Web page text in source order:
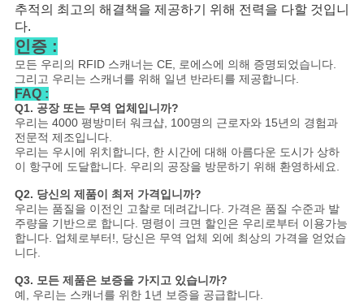
추적의 최고의 해결책을 제공하기 위해 전력을 다할 것입니
다.
인증 :
모든 우리의 RFID 스캐너는 CE, 로에스에 의해 증명되었습니다.
그리고 우리는 스캐너를 위해 일년 반라티를 제공합니다.
FAQ :
Q1. 공장 또는 무역 업체입니까?
우리는 4000 평방미터 워크샵, 100명의 근로자와 15년의 경험과
전문적 제조입니다.
우리는 우시에 위치합니다, 한 시간에 대해 아름다운 도시가 상하
이 항구에 도달합니다. 우리의 공장을 방문하기 위해 환영하세요.
Q2. 당신의 제품이 최저 가격입니까?
우리는 품질을 이전인 고찰로 데려갑니다. 가격은 품질 수준과 발
주량을 기반으로 합니다. 명령이 크면 할인은 우리로부터 이용가능
합니다. 업체로부터!, 당신은 무역 업체 외에 최상의 가격을 얻었습
니다.
Q3. 모든 제품은 보증을 가지고 있습니까?
예, 우리는 스캐너를 위한 1년 보증을 공급합니다.